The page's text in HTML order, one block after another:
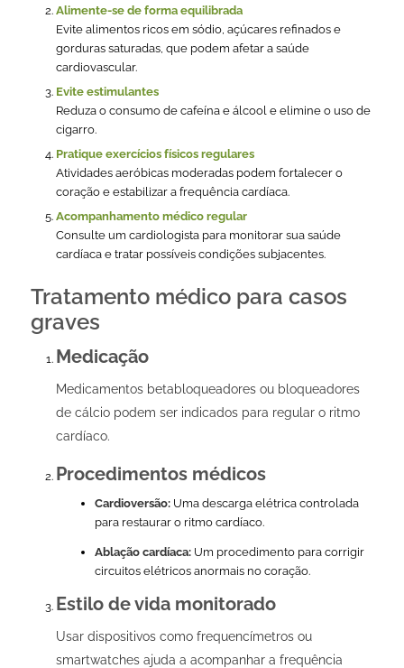
Alimente-se de forma equilibrada
Evite alimentos ricos em sódio, açúcares refinados e
gorduras saturadas, que podem afetar a saúde
cardiovascular.
Evite estimulantes
Reduza o consumo de cafeína e álcool e elimine o uso de
cigarro.
Pratique exercícios físicos regulares
Atividades aeróbicas moderadas podem fortalecer o
coração e estabilizar a frequência cardíaca.
Acompanhamento médico regular
Consulte um cardiologista para monitorar sua saúde
cardíaca e tratar possíveis condições subjacentes.
Tratamento médico para casos
graves
Medicação
Medicamentos betabloqueadores ou bloqueadores
de cálcio podem ser indicados para regular o ritmo
cardíaco.
Procedimentos médicos
Cardioversão:Uma descarga elétrica controlada
para restaurar o ritmo cardíaco.
Ablação cardíaca:Um procedimento para corrigir
circuitos elétricos anormais no coração.
Estilo de vida monitorado
Usar dispositivos como frequencímetros ou
smartwatches ajuda a acompanhar a frequência